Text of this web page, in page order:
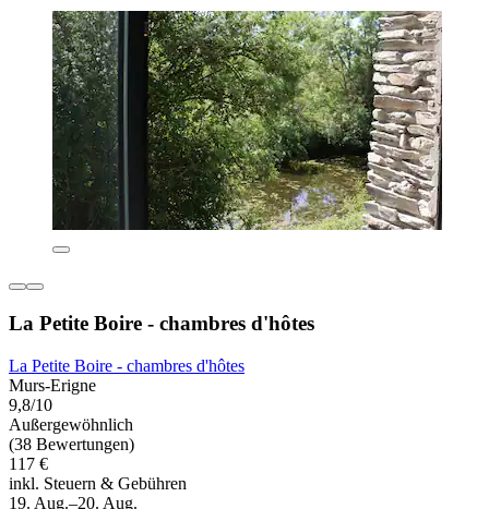
La Petite Boire - chambres d'hôtes
La Petite Boire - chambres d'hôtes
Murs-Erigne
9,8/10
Außergewöhnlich
(38 Bewertungen)
117 €
inkl. Steuern & Gebühren
19. Aug.–20. Aug.